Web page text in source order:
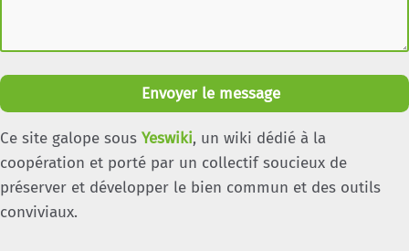
Envoyer le message
Ce site galope sous Yeswiki, un wiki dédié à la
coopération et porté par un collectif soucieux de
préserver et développer le bien commun et des outils
conviviaux.